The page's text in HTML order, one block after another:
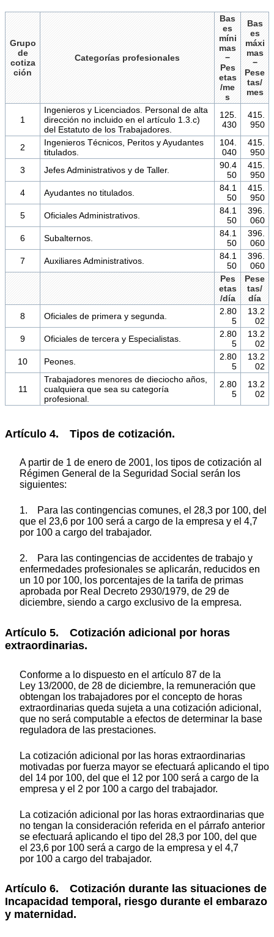
Grupo
de
cotiza
ción
Categorías profesionales
Bas
es
míni
mas
−
Pes
etas
/me
s
Bas
es
máxi
mas
−
Pese
tas/
mes
1
Ingenieros y Licenciados. Personal de alta
dirección no incluido en el artículo 1.3.c)
del Estatuto de los Trabajadores.
125.
430
415.
950
2
Ingenieros Técnicos, Peritos y Ayudantes
titulados.
104.
040
415.
950
3
Jefes Administrativos y de Taller.
90.4
50
415.
950
4
Ayudantes no titulados.
84.1
50
415.
950
5
Oficiales Administrativos.
84.1
50
396.
060
6
Subalternos.
84.1
50
396.
060
7
Auxiliares Administrativos.
84.1
50
396.
060
Pes
etas
/día
Pese
tas/
día
8
Oficiales de primera y segunda.
2.80
5
13.2
02
9
Oficiales de tercera y Especialistas.
2.80
5
13.2
02
10
Peones.
2.80
5
13.2
02
11
Trabajadores menores de dieciocho años,
cualquiera que sea su categoría
profesional.
2.80
5
13.2
02
Artículo 4. Tipos de cotización.
A partir de 1 de enero de 2001, los tipos de cotización al
Régimen General de la Seguridad Social serán los
siguientes:
1. Para las contingencias comunes, el 28,3 por 100, del
que el 23,6 por 100 será a cargo de la empresa y el 4,7
por 100 a cargo del trabajador.
2. Para las contingencias de accidentes de trabajo y
enfermedades profesionales se aplicarán, reducidos en
un 10 por 100, los porcentajes de la tarifa de primas
aprobada por Real Decreto 2930/1979, de 29 de
diciembre, siendo a cargo exclusivo de la empresa.
Artículo 5. Cotización adicional por horas
extraordinarias.
Conforme a lo dispuesto en el artículo 87 de la
Ley 13/2000, de 28 de diciembre, la remuneración que
obtengan los trabajadores por el concepto de horas
extraordinarias queda sujeta a una cotización adicional,
que no será computable a efectos de determinar la base
reguladora de las prestaciones.
La cotización adicional por las horas extraordinarias
motivadas por fuerza mayor se efectuará aplicando el tipo
del 14 por 100, del que el 12 por 100 será a cargo de la
empresa y el 2 por 100 a cargo del trabajador.
La cotización adicional por las horas extraordinarias que
no tengan la consideración referida en el párrafo anterior
se efectuará aplicando el tipo del 28,3 por 100, del que
el 23,6 por 100 será a cargo de la empresa y el 4,7
por 100 a cargo del trabajador.
Artículo 6. Cotización durante las situaciones de
Incapacidad temporal, riesgo durante el embarazo
y maternidad.